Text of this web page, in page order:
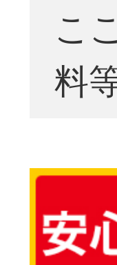
こ
料